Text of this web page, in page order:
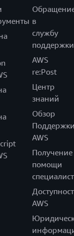
в
службу
поддержки
AWS
re:Post
Центр
знаний
Обзор
AWS
Получение
помощи
AWS